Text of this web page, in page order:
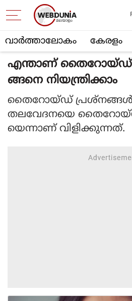
വാര്‍ത്താലോകം കേരളം
എന്താണ് തൈറോയ്ഡ്
ങ്ങനെ നിയന്ത്രിക്കാം
തൈറോയ്ഡ് പ്രശ്നങ്ങൾ
തലവേദനയെ
യെന്നാണ് വിളിക്കുന്നത്.